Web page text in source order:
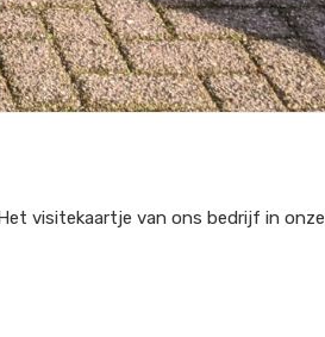
visitekaartje van ons bedrijf in onze